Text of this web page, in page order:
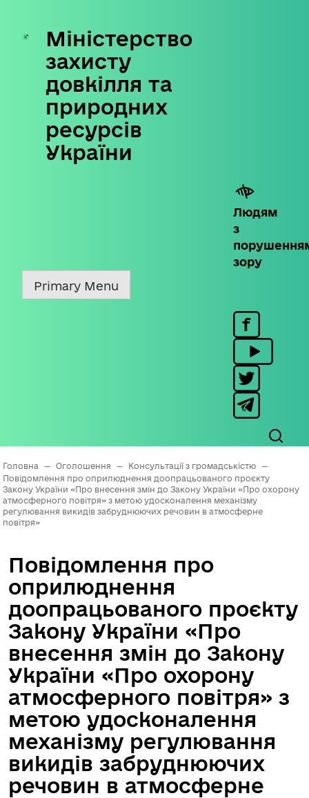
Skip
content
Міністерство
захисту
довкілля та
природних
ресурсів
України
Людям
з
зору
Primary Menu
Головна — Оголошення — Консультації з громадськістю
—
Повідомлення про оприлюднення доопрацьованого проєкту
Закону України «Про внесення змін до Закону України «Про охорону
атмосферного повітря» з метою удосконалення механізму
регулювання викидів забруднюючих речовин в атмосферне
повітря»
Повідомлення про
оприлюднення
доопрацьованого проєкту
Закону України «Про
внесення змін до Закону
України «Про охорону
атмосферного повітря» з
метою удосконалення
механізму регулювання
викидів забруднюючих
речовин в атмосферне